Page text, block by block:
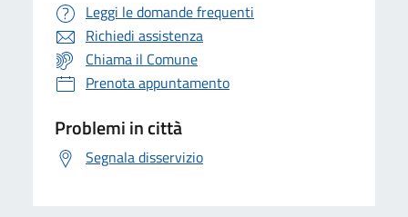
Leggi le domande frequenti
Richiedi assistenza
Chiama il Comune
Prenota appuntamento
Problemi in città
Segnala disservizio